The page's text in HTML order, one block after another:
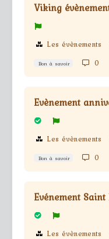
Viking
Les évènements
Bon à savoir 0
Evènement
Les évènements
Bon à savoir 0
Evénement
Les évènements